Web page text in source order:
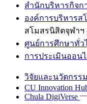
สำนักบริหารกิจก
องค์การบริหารส
สโมสรนิสิตจุฬาฯ
ศูนย์การศึกษาทั่ว
การประเมินออน
วิจัยและนวัตกรรม
CU Innovation
Chula DigiVerse